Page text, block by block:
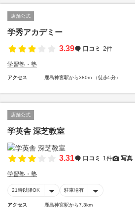
店舗公式
学秀アカデミー
3.39
口コミ 2件
学習塾・塾
アクセス 鹿島神宮駅から380m （徒歩5分）
店舗公式
学英舎 深芝教室
3.31 口コミ 1件 写真
学習塾・塾
21時以降OK 駐車場有
アクセス
鹿島神宮駅から7.3km